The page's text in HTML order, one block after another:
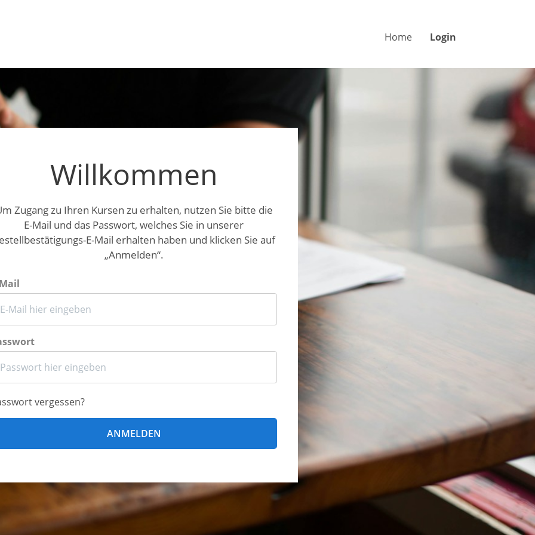
Home Login
Willkommen
Zugang zu Ihren Kursen zu erhalten, nutzen Sie bitte die
E-Mail und das Passwort, welches Sie in unserer
E-Mail erhalten haben und klicken Sie auf
„Anmelden“.
vergessen?
ANMELDEN